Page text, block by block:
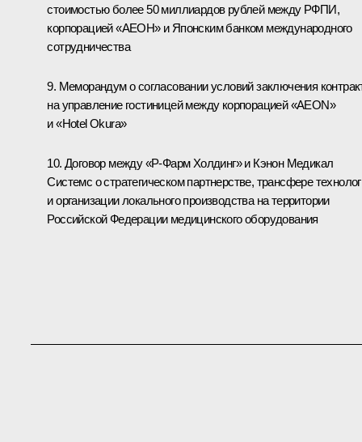
стоимостью более 50 миллиардов рублей между РФПИ,
корпорацией «АЕОН» и Японским банком международного
сотрудничества
9. Меморандум о согласовании условий заключения
на управление гостиницей между корпорацией «AEON»
и «Hotel Okura»
10. Договор между «Р-Фарм Холдинг» и Кэнон Медикал
Системс о стратегическом партнерстве, трансфере
и организации локального производства на территории
Российской Федерации медицинского оборудования